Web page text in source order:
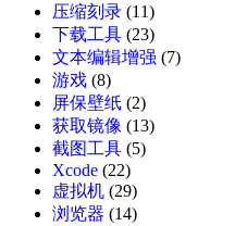
压缩刻录 (11)
下载工具 (23)
文本编辑增强 (7)
游戏 (8)
屏保壁纸 (2)
获取镜像 (13)
截图工具 (5)
Xcode (22)
虚拟机 (29)
浏览器 (14)